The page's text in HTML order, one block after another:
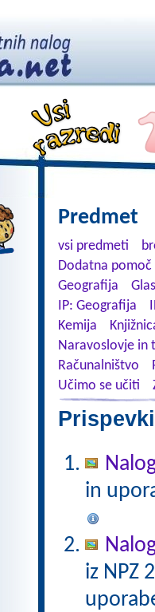
Predmet
vsi predmeti
Dodatna
Geografija
IP: Geografija
Kemija
Naravoslovje in
Računalništvo
Učimo se učiti
in
iz NPZ